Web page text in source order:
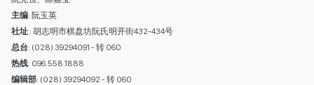
类别